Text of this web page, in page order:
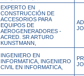
EXPERTO EN
CONSTRUCCIÓN DE
ACCESORIOS PARA
EQUIPOS DE
AEROGENERADORES -
ACRED. SR ARTURO
KUNSTMANN,
INGENIERO EN
INFORMATICA, INGENIERO
CIVIL EN INFORMATICA,